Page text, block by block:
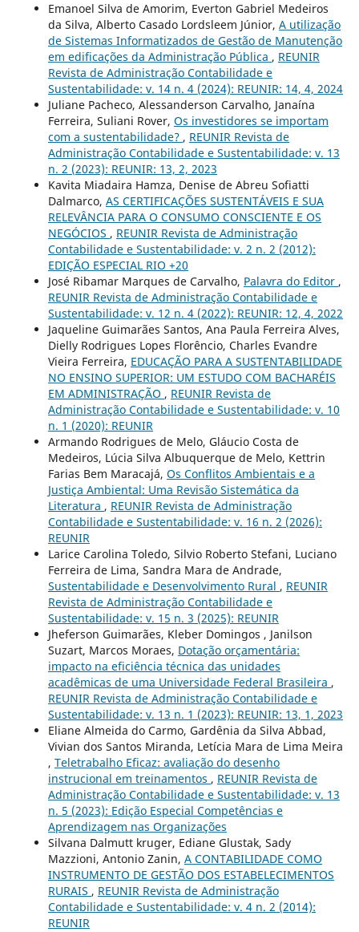
Emanoel Silva de Amorim, Everton Gabriel Medeiros
da Silva, Alberto Casado Lordsleem Júnior, A utilização
de Sistemas Informatizados de Gestão de Manutenção
em edificações da Administração Pública , REUNIR
Revista de Administração Contabilidade e
Sustentabilidade: v. 14 n. 4 (2024): REUNIR: 14, 4, 2024
Juliane Pacheco, Alessanderson Carvalho, Janaína
Ferreira, Suliani Rover, Os investidores se importam
com a sustentabilidade? , REUNIR Revista de
Administração Contabilidade e Sustentabilidade: v. 13
n. 2 (2023): REUNIR: 13, 2, 2023
Kavita Miadaira Hamza, Denise de Abreu Sofiatti
Dalmarco, AS CERTIFICAÇÕES SUSTENTÁVEIS E SUA
RELEVÂNCIA PARA O CONSUMO CONSCIENTE E OS
NEGÓCIOS , REUNIR Revista de Administração
Contabilidade e Sustentabilidade: v. 2 n. 2 (2012):
EDIÇÃO ESPECIAL RIO +20
José Ribamar Marques de Carvalho, Palavra do Editor ,
REUNIR Revista de Administração Contabilidade e
Sustentabilidade: v. 12 n. 4 (2022): REUNIR: 12, 4, 2022
Jaqueline Guimarães Santos, Ana Paula Ferreira Alves,
Dielly Rodrigues Lopes Florêncio, Charles Evandre
Vieira Ferreira, EDUCAÇÃO PARA A SUSTENTABILIDADE
NO ENSINO SUPERIOR: UM ESTUDO COM BACHARÉIS
EM ADMINISTRAÇÃO , REUNIR Revista de
Administração Contabilidade e Sustentabilidade: v. 10
n. 1 (2020): REUNIR
Armando Rodrigues de Melo, Gláucio Costa de
Medeiros, Lúcia Silva Albuquerque de Melo, Kettrin
Farias Bem Maracajá, Os Conflitos Ambientais e a
Justiça Ambiental: Uma Revisão Sistemática da
Literatura , REUNIR Revista de Administração
Contabilidade e Sustentabilidade: v. 16 n. 2 (2026):
REUNIR
Larice Carolina Toledo, Silvio Roberto Stefani, Luciano
Ferreira de Lima, Sandra Mara de Andrade,
Sustentabilidade e Desenvolvimento Rural , REUNIR
Revista de Administração Contabilidade e
Sustentabilidade: v. 15 n. 3 (2025): REUNIR
Jheferson Guimarães, Kleber Domingos , Janilson
Suzart, Marcos Moraes, Dotação orçamentária:
impacto na eficiência técnica das unidades
acadêmicas de uma Universidade Federal Brasileira ,
REUNIR Revista de Administração Contabilidade e
Sustentabilidade: v. 13 n. 1 (2023): REUNIR: 13, 1, 2023
Eliane Almeida do Carmo, Gardênia da Silva Abbad,
Vivian dos Santos Miranda, Letícia Mara de Lima Meira
, Teletrabalho Eficaz: avaliação do desenho
instrucional em treinamentos , REUNIR Revista de
Administração Contabilidade e Sustentabilidade: v. 13
n. 5 (2023): Edição Especial Competências e
Aprendizagem nas Organizações
Silvana Dalmutt kruger, Ediane Glustak, Sady
Mazzioni, Antonio Zanin, A CONTABILIDADE COMO
INSTRUMENTO DE GESTÃO DOS ESTABELECIMENTOS
RURAIS , REUNIR Revista de Administração
Contabilidade e Sustentabilidade: v. 4 n. 2 (2014):
REUNIR